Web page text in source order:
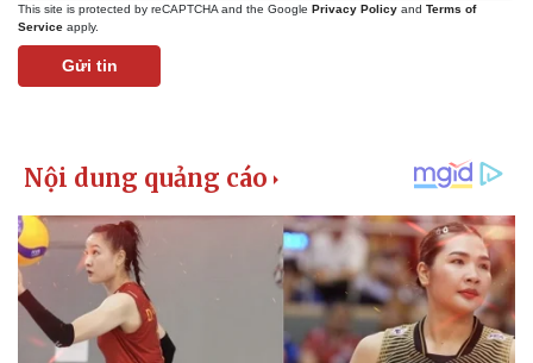
This site is protected by reCAPTCHA and the Google Privacy Policy and Terms of
Service apply.
Gửi tin